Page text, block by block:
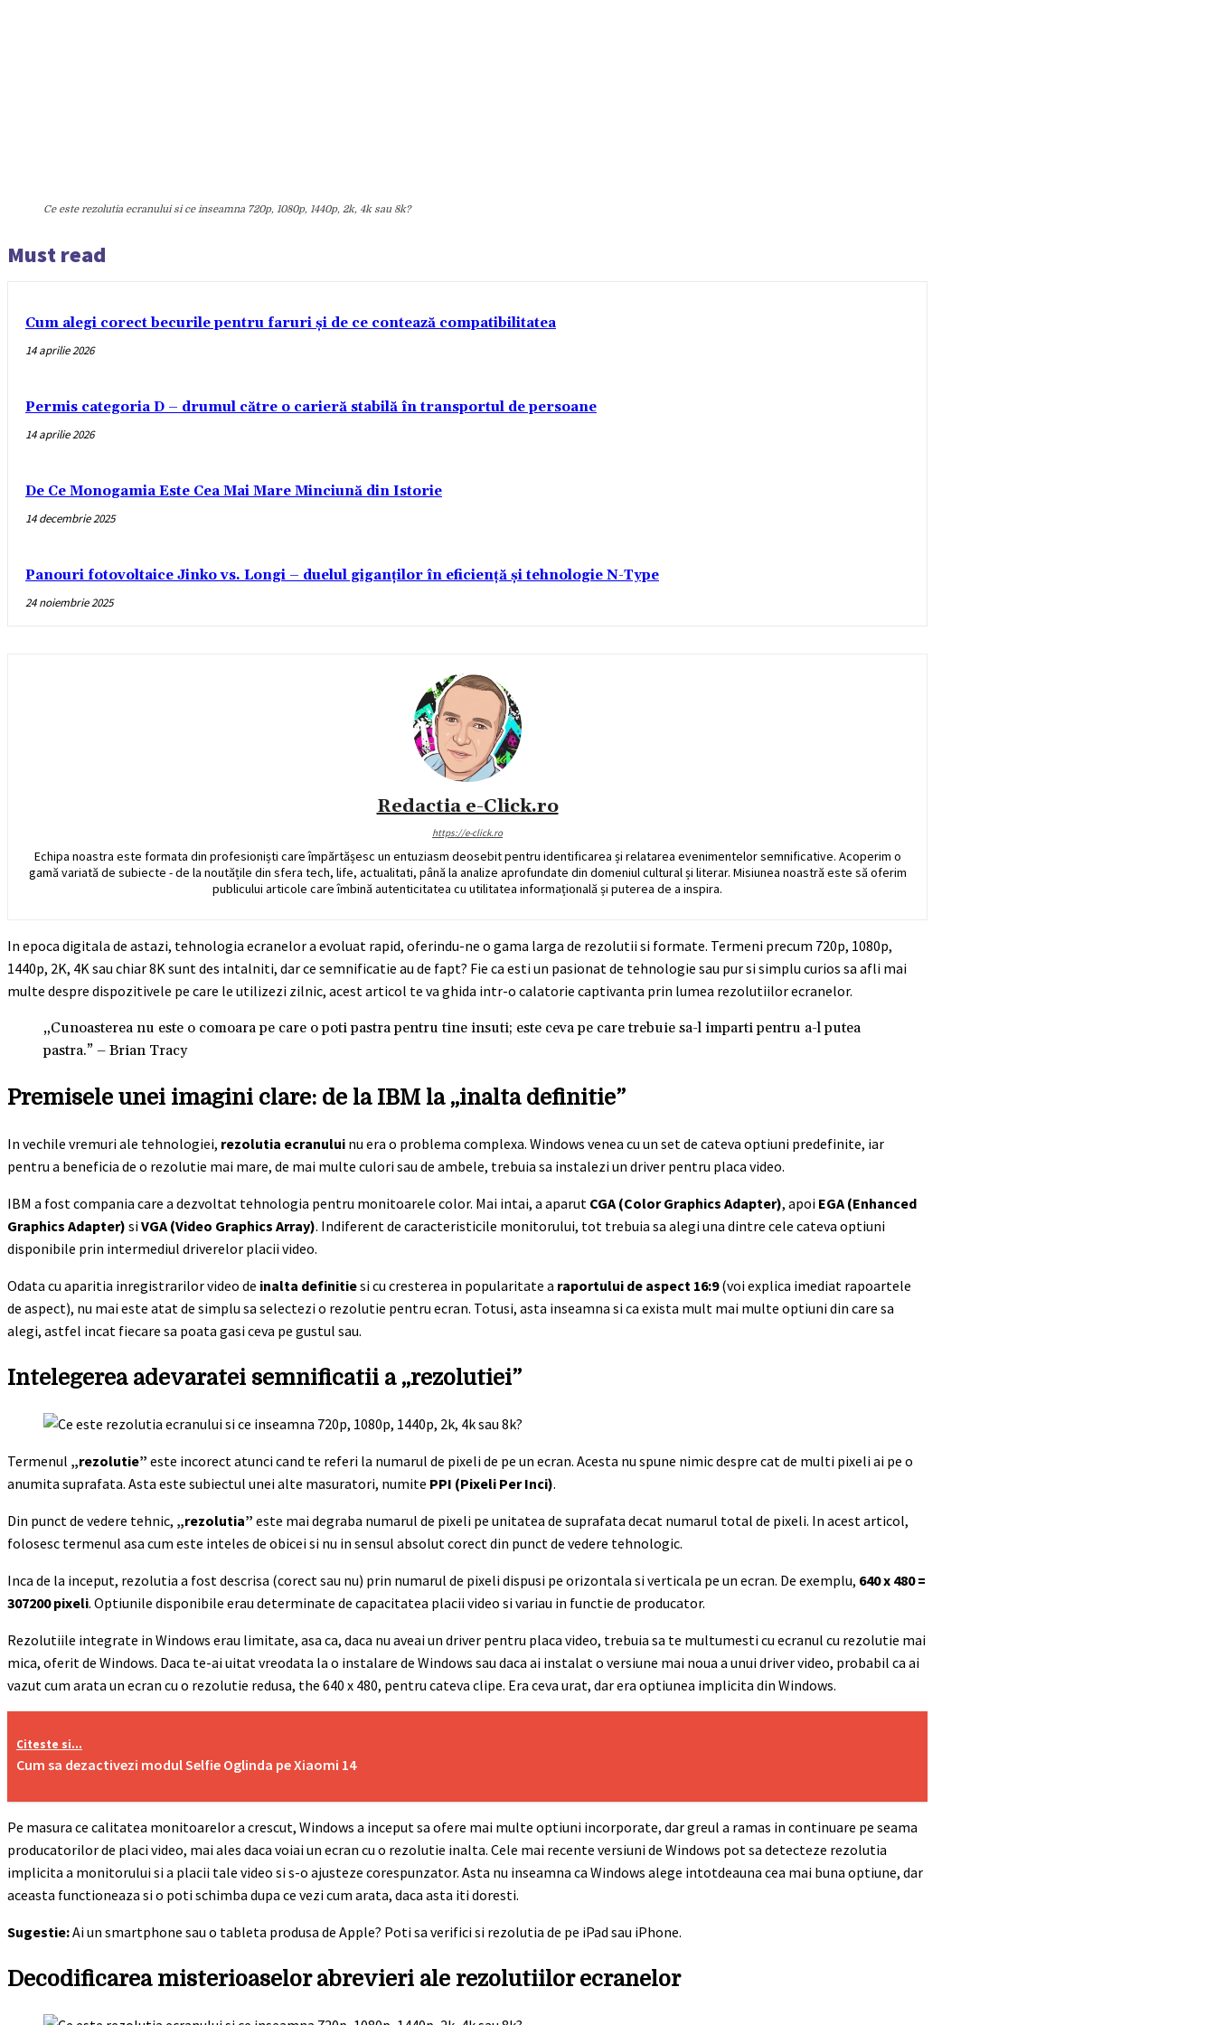
Ce este rezolutia ecranului si ce inseamna 720p, 1080p, 1440p, 2k, 4k sau 8k?
Must read
Cum alegi corect becurile pentru faruri și de ce contează compatibilitatea
14 aprilie 2026
Permis categoria D – drumul către o carieră stabilă în transportul de persoane
14 aprilie 2026
De Ce Monogamia Este Cea Mai Mare Minciună din Istorie
14 decembrie 2025
Panouri fotovoltaice Jinko vs. Longi – duelul giganților în eficiență și tehnologie N-Type
24 noiembrie 2025
Redactia e-Click.ro
https://e-click.ro
Echipa noastra este formata din profesioniști care împărtășesc un entuziasm deosebit pentru identificarea și relatarea evenimentelor semnificative. Acoperim o
gamă variată de subiecte - de la noutățile din sfera tech, life, actualitati, până la analize aprofundate din domeniul cultural și literar. Misiunea noastră este să oferim
publicului articole care îmbină autenticitatea cu utilitatea informațională și puterea de a inspira.
In epoca digitala de astazi, tehnologia ecranelor a evoluat rapid, oferindu-ne o gama larga de rezolutii si formate. Termeni precum 720p, 1080p,
1440p, 2K, 4K sau chiar 8K sunt des intalniti, dar ce semnificatie au de fapt? Fie ca esti un pasionat de tehnologie sau pur si simplu curios sa afli mai
multe despre dispozitivele pe care le utilizezi zilnic, acest articol te va ghida intr-o calatorie captivanta prin lumea rezolutiilor ecranelor.
„Cunoasterea nu este o comoara pe care o poti pastra pentru tine insuti; este ceva pe care trebuie sa-l imparti pentru a-l putea
pastra.” – Brian Tracy
Premisele unei imagini clare: de la IBM la „inalta definitie”
In vechile vremuri ale tehnologiei, rezolutia ecranului nu era o problema complexa. Windows venea cu un set de cateva optiuni predefinite, iar
pentru a beneficia de o rezolutie mai mare, de mai multe culori sau de ambele, trebuia sa instalezi un driver pentru placa video.
IBM a fost compania care a dezvoltat tehnologia pentru monitoarele color. Mai intai, a aparut CGA (Color Graphics Adapter), apoi EGA (Enhanced
Graphics Adapter) siVGA (Video Graphics Array). Indiferent de caracteristicile monitorului, tot trebuia sa alegi una dintre cele cateva optiuni
disponibile prin intermediul driverelor placii video.
Odata cu aparitia inregistrarilor video de inalta definitiesi cu cresterea in popularitate a raportului de aspect 16:9(voi explica imediat rapoartele
de aspect), nu mai este atat de simplu sa selectezi o rezolutie pentru ecran. Totusi, asta inseamna si ca exista mult mai multe optiuni din care sa
alegi, astfel incat fiecare sa poata gasi ceva pe gustul sau.
Intelegerea adevaratei semnificatii a „rezolutiei”
Termenul „rezolutie” este incorect atunci cand te referi la numarul de pixeli de pe un ecran. Acesta nu spune nimic despre cat de multi pixeli ai pe o
anumita suprafata. Asta este subiectul unei alte masuratori, numite PPI (Pixeli Per Inci).
Din punct de vedere tehnic, „rezolutia” este mai degraba numarul de pixeli pe unitatea de suprafata decat numarul total de pixeli. In acest articol,
folosesc termenul asa cum este inteles de obicei si nu in sensul absolut corect din punct de vedere tehnologic.
Inca de la inceput, rezolutia a fost descrisa (corect sau nu) prin numarul de pixeli dispusi pe orizontala si verticala pe un ecran. De exemplu, 640 x 480 =
307200 pixeli. Optiunile disponibile erau determinate de capacitatea placii video si variau in functie de producator.
Rezolutiile integrate in Windows erau limitate, asa ca, daca nu aveai un driver pentru placa video, trebuia sa te multumesti cu ecranul cu rezolutie mai
mica, oferit de Windows. Daca te-ai uitat vreodata la o instalare de Windows sau daca ai instalat o versiune mai noua a unui driver video, probabil ca ai
vazut cum arata un ecran cu o rezolutie redusa, the 640 x 480, pentru cateva clipe. Era ceva urat, dar era optiunea implicita din Windows.
Citeste si...
Cum sa dezactivezi modul Selfie Oglinda pe Xiaomi 14
Pe masura ce calitatea monitoarelor a crescut, Windows a inceput sa ofere mai multe optiuni incorporate, dar greul a ramas in continuare pe seama
producatorilor de placi video, mai ales daca voiai un ecran cu o rezolutie inalta. Cele mai recente versiuni de Windows pot sa detecteze rezolutia
implicita a monitorului si a placii tale video si s-o ajusteze corespunzator. Asta nu inseamna ca Windows alege intotdeauna cea mai buna optiune, dar
aceasta functioneaza si o poti schimba dupa ce vezi cum arata, daca asta iti doresti.
Sugestie:Ai un smartphone sau o tableta produsa de Apple? Poti sa verifici si rezolutia de pe iPad sau iPhone.
Decodificarea misterioaselor abrevieri ale rezolutiilor ecranelor